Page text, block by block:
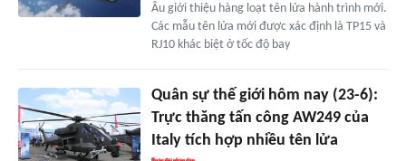
Âu giới thiệu hàng loạt tên lửa hành trình mới.
Các mẫu tên lửa mới được xác định là TP15 và
RJ10 khác biệt ở tốc độ bay
Quân sự thế giới hôm nay (23-6):
Trực thăng tấn công AW249 của
Italy tích hợp nhiều tên lửa